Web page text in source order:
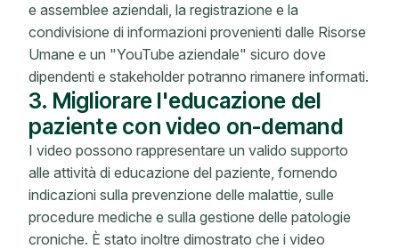
e assemblee aziendali, la registrazione e la
condivisione di informazioni provenienti dalle Risorse
Umane e un "YouTube aziendale" sicuro dove
dipendenti e stakeholder potranno rimanere informati.
3. Migliorare l'educazione del
paziente con video on-demand
I video possono rappresentare un valido supporto
alle attività di educazione del paziente, fornendo
indicazioni sulla prevenzione delle malattie, sulle
procedure mediche e sulla gestione delle patologie
croniche. È stato inoltre dimostrato che i video